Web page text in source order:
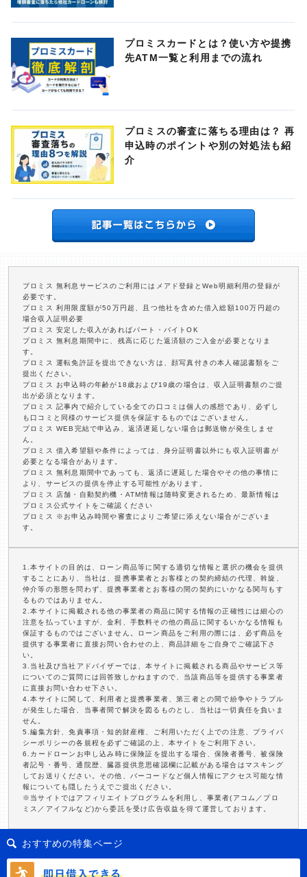
プロミスカードとは？使い方や提携
先ATM一覧と利用までの流れ
プロミスの審査に落ちる理由は？ 再
申込時のポイントや別の対処法も紹
介
プロミス 無利息サービスのご利用にはメアド登録とWeb明細利用の登録が
必要です。
プロミス 利用限度額が50万円超、且つ他社を含めた借入総額100万円超の
場合収入証明必要
プロミス 安定した収入があればパート・バイトOK
プロミス 無利息期間中に、残高に応じた返済額のご入金が必要となりま
す。
プロミス 運転免許証を提出できない方は、顔写真付きの本人確認書類をご
提出ください。
プロミス お申込時の年齢が18歳および19歳の場合は、収入証明書類のご提
出が必須となります。
プロミス 記事内で紹介している全ての口コミは個人の感想であり、必ずし
も口コミと同様のサービス提供を保証するものではございません。
プロミス WEB完結で申込み、返済遅延しない場合は郵送物が発生しませ
ん。
プロミス 借入希望額や条件によっては、身分証明書以外にも収入証明書が
必要となる場合があります。
プロミス 無利息期間中であっても、返済に遅延した場合やその他の事情に
より、サービスの提供を停止する可能性があります。
プロミス 店舗・自動契約機・ATM情報は随時変更されるため、最新情報は
プロミス公式サイトをご確認ください
プロミス ※お申込み時間や審査によりご希望に添えない場合がございま
す。
1.本サイトの目的は、ローン商品等に関する適切な情報と選択の機会を提供
することにあり、当社は、提携事業者とお客様との契約締結の代理、斡旋、
仲介等の形態を問わず、提携事業者とお客様の間の契約にいかなる関与もす
るものではありません。
2.本サイトに掲載される他の事業者の商品に関する情報の正確性には細心の
注意を払っていますが、金利、手数料その他の商品に関するいかなる情報も
保証するものではございません。ローン商品をご利用の際には、必ず商品を
提供する事業者に直接お問い合わせの上、商品詳細をご自身でご確認下さ
い。
3.当社及び当社アドバイザーでは、本サイトに掲載される商品やサービス等
についてのご質問には回答致しかねますので、当該商品等を提供する事業者
に直接お問い合わせ下さい。
4.本サイトに関して、利用者と提携事業者、第三者との間で紛争やトラブル
が発生した場合、当事者間で解決を図るものとし、当社は一切責任を負いま
せん。
5.編集方針、免責事項・知的財産権、ご利用いただく上での注意、プライバ
シーポリシーの各規程を必ずご確認の上、本サイトをご利用下さい。
6.カードローンお申し込み時に保険証を提出する場合、保険者番号、被保険
者記号・番号、通院歴、臓器提供意思確認欄に記載がある場合はマスキング
してお送りください。その他、バーコードなど個人情報にアクセス可能な情
報についても隠したうえでご提出ください。
※当サイトではアフィリエイトプログラムを利用し、事業者(アコム／プロ
ミス／アイフルなど)から委託を受け広告収益を得て運営しております。
おすすめの特集ページ